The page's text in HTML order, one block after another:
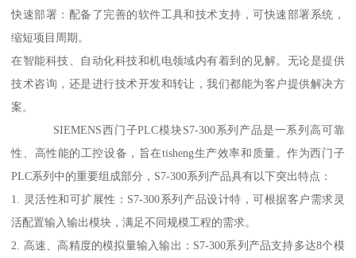
快速部署：配备了完善的软件工具和技术支持，可快速部署系统，
缩短项目周期。
在智能科技、自动化科技和机电领域内有着到的见解。无论是提供
技术咨询，还是进行技术开发和转让，我们都能为客户提供解决方
案。
SIEMENS西门子PLC模块S7-300系列产品是一系列高可靠
性、高性能的工控设备，旨在tisheng生产效率和质量。作为西门子
PLC系列中的重要组成部分，S7-300系列产品具有以下突出特点：
1. 灵活性和可扩展性：S7-300系列产品设计特，可根据客户需求灵
活配置输入输出模块，满足不同规模工程的需求。
2. 高速、高精度的模拟量输入输出：S7-300系列产品支持多达8个模